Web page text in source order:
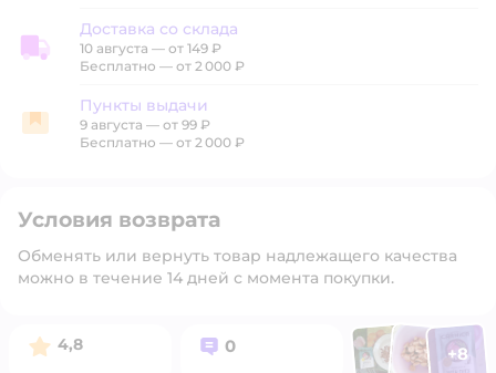
Доставка со склада
Доставка со склада
10 августа — от 149 ₽
Бесплатно — от 2 000 ₽
Пункты выдачи
Пункты выдачи
9 августа — от 99 ₽
Бесплатно — от 2 000 ₽
Условия возврата
Обменять или вернуть товар надлежащего качества
можно в течение 14 дней с момента покупки.
Рейтинг:
4,8 Вопросов:
0 ФотоФотоФото
+8
Открыть